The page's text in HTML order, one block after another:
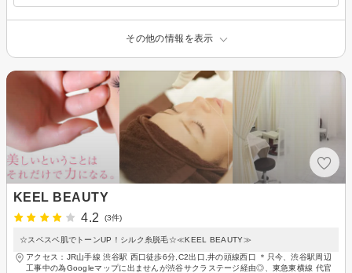
その他の情報を表示
KEEL BEAUTY
4.2
(3件)
☆スベスベ肌でトーンUP！シルク糸脱毛☆≪KEEL BEAUTY≫
アクセス：JR山手線 渋谷駅 西口徒歩6分,C2出口,井の頭線西口 ＊只今、渋谷駅周辺
工事中の為Googleマップに出ませんが渋谷サクラステージ経由◎、東急東横線 代官